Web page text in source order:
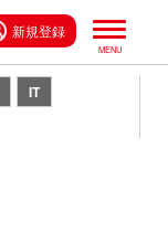
新規登録
IT